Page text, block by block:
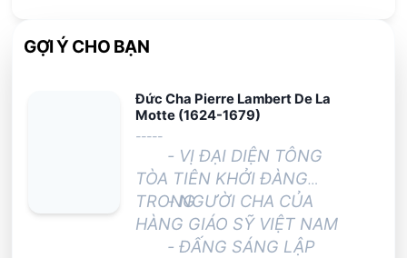
GỢI Ý CHO BẠN
Đức Cha Pierre Lambert De La
Motte (1624-1679)
-----
- VỊ ĐẠI DIỆN TÔNG
TÒA TIÊN KHỞI ĐÀNG
TRONG
- NGƯỜI CHA CỦA
HÀNG GIÁO SỸ VIỆT NAM
- ĐẤNG SÁNG LẬP